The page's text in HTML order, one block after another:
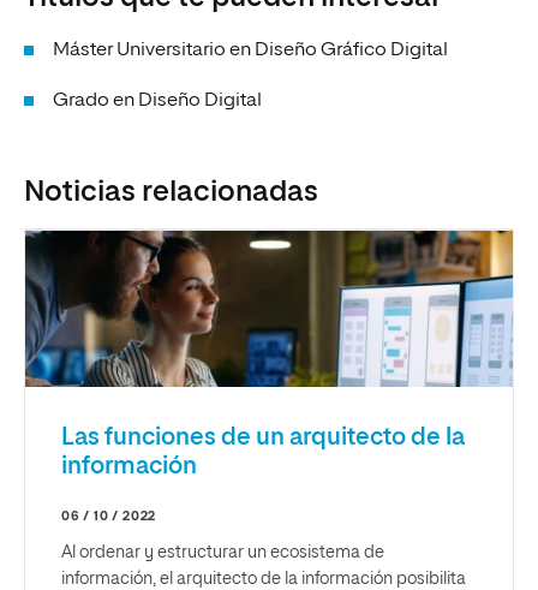
Máster Universitario en Diseño Gráfico Digital
Grado en Diseño Digital
Noticias relacionadas
Las funciones de un arquitecto de la
información
06 / 10 / 2022
Al ordenar y estructurar un ecosistema de
información, el arquitecto de la información posibilita